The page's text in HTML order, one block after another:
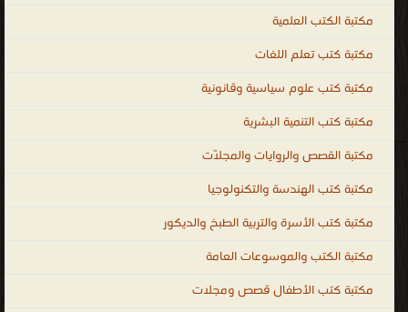
مكتبة الكتب العلمية
مكتبة كتب تعلم اللغات
مكتبة كتب علوم سياسية وقانونية
مكتبة كتب التنمية البشرية
مكتبة القصص والروايات والمجلّات
مكتبة كتب الهندسة والتكنولوجيا
مكتبة كتب الأسرة والتربية الطبخ والديكور
مكتبة الكتب والموسوعات العامة
مكتبة كتب الأطفال قصص ومجلات